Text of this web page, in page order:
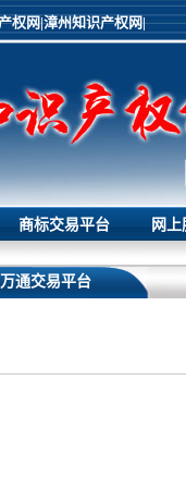
权网|漳州知识产权网|
商标交易平台 网上
万通交易平台